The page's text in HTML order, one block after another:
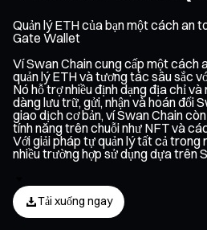
Quản lý ETH của bạn một cách an
Gate Wallet
Ví Swan Chain cung cấp một cách
quản lý ETH và tương tác sâu sắc
Nó hỗ trợ nhiều định dạng địa chỉ và
dàng lưu trữ, gửi, nhận và hoán đổi
giao dịch cơ bản, ví Swan Chain
tính năng trên chuỗi như NFT và
Với giải pháp tự quản lý tất cả trong
nhiều trường hợp sử dụng dựa trên
Tải xuống ngay